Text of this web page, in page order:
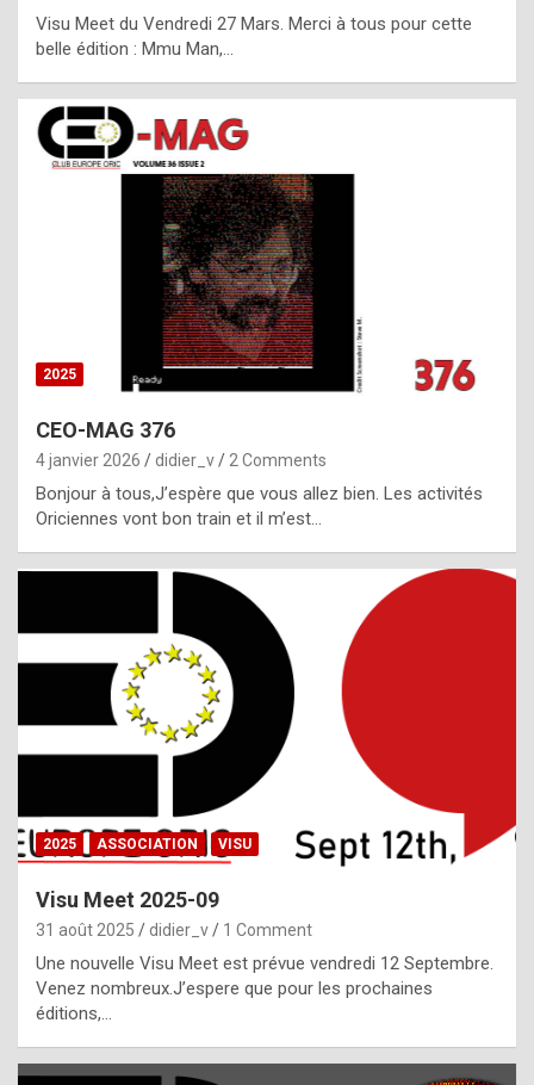
l
c
h
i
s
t
o
r
p
e
c
i
l
,
g
h
t
f
Visu Meet du Vendredi 27 Mars. Merci à tous pour cette
belle édition : Mmu Man,…
2025
CEO-MAG 376
4 janvier 2026 didier_v 2 Comments
Bonjour à tous,J’espère que vous allez bien. Les activités
Oriciennes vont bon train et il m’est…
2025 ASSOCIATION VISU
Visu Meet 2025-09
31 août 2025 didier_v 1 Comment
Une nouvelle Visu Meet est prévue vendredi 12 Septembre.
Venez nombreux.J’espere que pour les prochaines
éditions,…